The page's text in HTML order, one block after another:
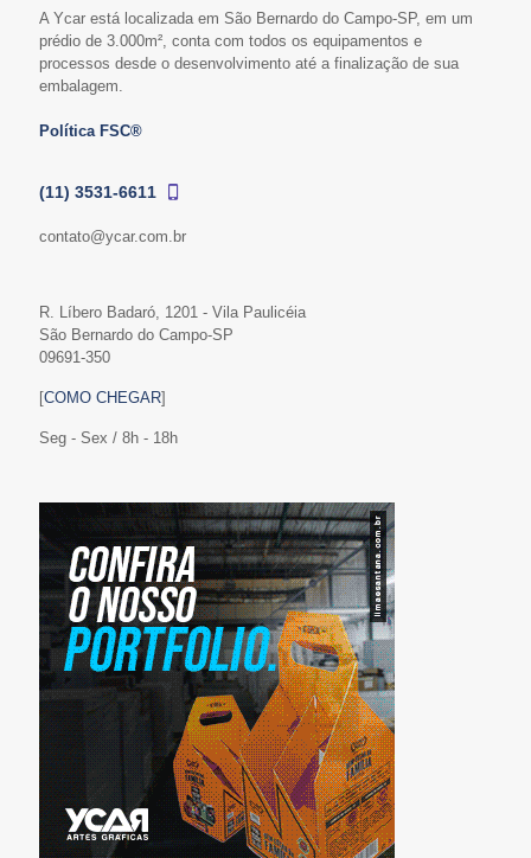
A Ycar está localizada em São Bernardo do Campo-SP, em um
prédio de 3.000m², conta com todos os equipamentos e
processos desde o desenvolvimento até a finalização de sua
embalagem.
Política FSC®
(11) 3531-6611
contato@ycar.com.br
R. Líbero Badaró, 1201 - Vila Paulicéia
São Bernardo do Campo-SP
09691-350
[COMO CHEGAR]
Seg - Sex / 8h - 18h